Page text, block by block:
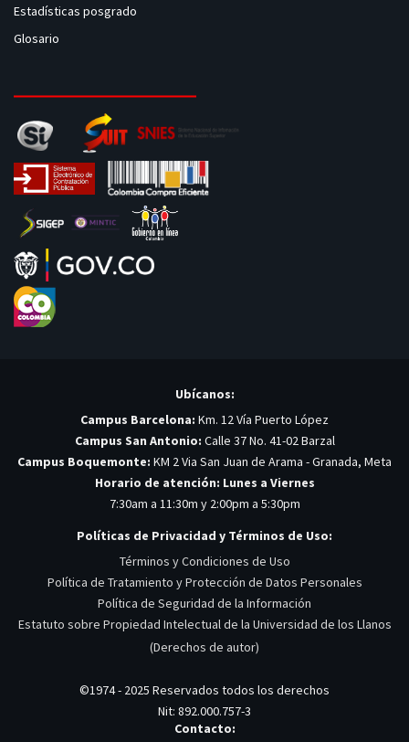
Estadísticas posgrado
Glosario
Ubícanos:
Campus Barcelona: Km. 12 Vía Puerto López
Campus San Antonio: Calle 37 No. 41-02 Barzal
Campus Boquemonte: KM 2 Via San Juan de Arama - Granada, Meta
Horario de atención: Lunes a Viernes
7:30am a 11:30m y 2:00pm a 5:30pm
Políticas de Privacidad y Términos de Uso:
Términos y Condiciones de Uso
Política de Tratamiento y Protección de Datos Personales
Política de Seguridad de la Información
Estatuto sobre Propiedad Intelectual de la Universidad de los Llanos
(Derechos de autor)
©1974 - 2025 Reservados todos los derechos
Nit: 892.000.757-3
Contacto: